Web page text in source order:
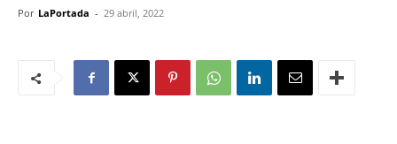
Por LaPortada - 29 abril, 2022